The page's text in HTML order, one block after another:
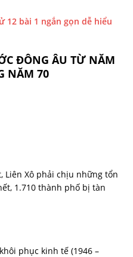
12 bài 1 ngắn gọn dễ hiểu
ĐÔNG ÂU TỪ NĂM
NĂM 70
Liên Xô phải chịu những tổn
1.710 thành phố bị tàn
phục kinh tế (1946 –